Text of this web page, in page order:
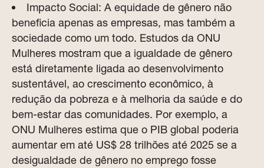
Impacto Social: A equidade de gênero não
beneficia apenas as empresas, mas também a
sociedade como um todo. Estudos da ONU
Mulheres mostram que a igualdade de gênero
está diretamente ligada ao desenvolvimento
sustentável, ao crescimento econômico, à
redução da pobreza e à melhoria da saúde e do
bem-estar das comunidades. Por exemplo, a
ONU Mulheres estima que o PIB global poderia
aumentar em até US$ 28 trilhões até 2025 se a
desigualdade de gênero no emprego fosse